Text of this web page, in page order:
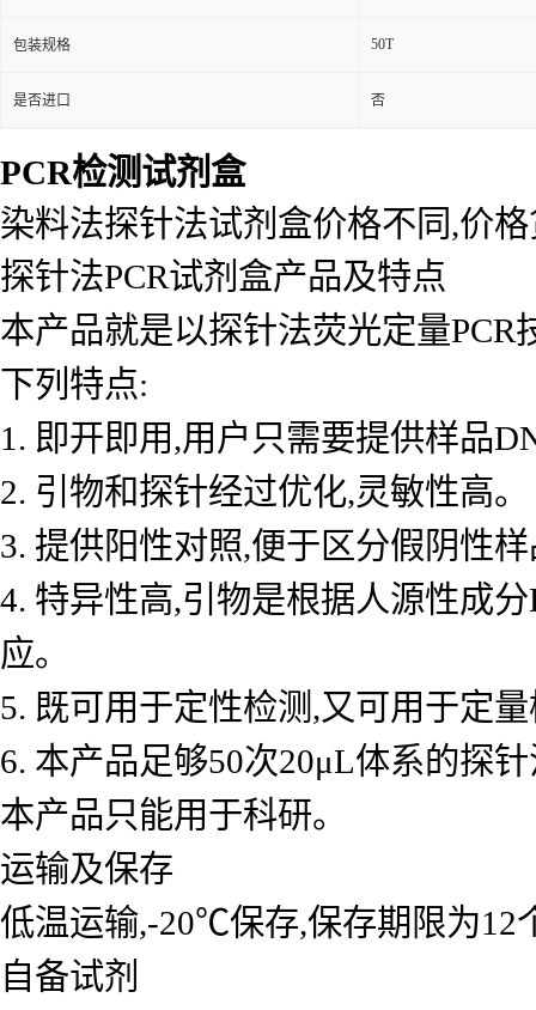
包装规格 50T
是否进口 否
PCR检测试剂盒
染料法探针法试剂盒价格不同,价
探针法PCR试剂盒产品及特点
本产品就是以探针法荧光定量
下列特点:
1. 即开即用,用户只需要提供样品
2. 引物和探针经过优化,灵敏性高。
3. 提供阳性对照,便于区分假阴性
4. 特异性高,引物是根据人源性成
应。
5. 既可用于定性检测,又可用于定
6. 本产品足够50次20μL体系的探
本产品只能用于科研。
运输及保存
低温运输,-20℃保存,保存期限为12
自备试剂